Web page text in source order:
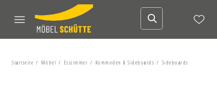
Startseite Möbel Esszimmer Kommoden & Sideboards Sideboards